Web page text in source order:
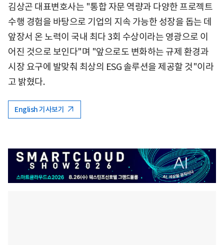
김상곤 대표변호사는 "통합 자문 역량과 다양한 프로젝트
수행 경험을 바탕으로 기업의 지속 가능한 성장을 돕는 데
앞장서 온 노력이 국내 최다 3회 수상이라는 영광으로 이
어진 것으로 보인다"며 "앞으로도 변화하는 규제 환경과
시장 요구에 발맞춰 최상의 ESG 솔루션을 제공할 것"이라
고 밝혔다.
English 기사보기